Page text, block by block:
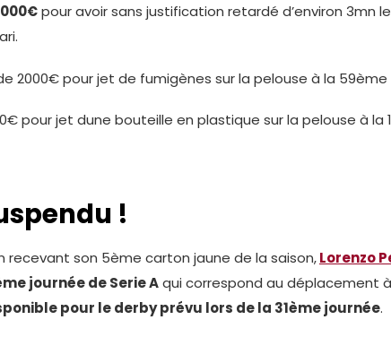
pour avoir sans justification retardé d’environ 3mn
2000€ pour jet de fumigènes sur la pelouse à la 59ème
pour jet dune bouteille en plastique sur la pelouse à la
!
recevant son 5ème carton jaune de la saison,Lorenzo
journée de Serie Aqui correspond au déplacement
pour le derby prévu lors de la 31ème journée.